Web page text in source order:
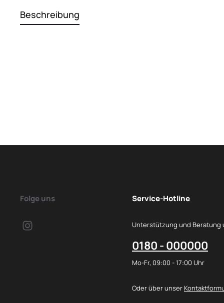
Beschreibung
Folge uns Service-Hotline
Unterstützung und Beratung
0180 - 000000
Mo-Fr, 09:00 - 17:00 Uhr
Oder über unser